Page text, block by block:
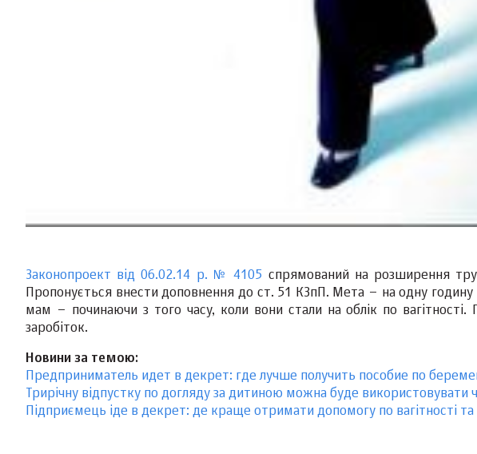
Законопроект від 06.02.14 р. № 4105 спрямований на розширення
Пропонується внести доповнення до ст. 51 КЗпП. Мета – на одну годину
мам – починаючи з того часу, коли вони стали на облік по
заробіток.
Новини за темою:
Предприниматель идет в декрет: где лучше получить пособие по
Трирічну відпустку по догляду за дитиною можна буде використовувати
Підприємець іде в декрет: де краще отримати допомогу по вагітності та